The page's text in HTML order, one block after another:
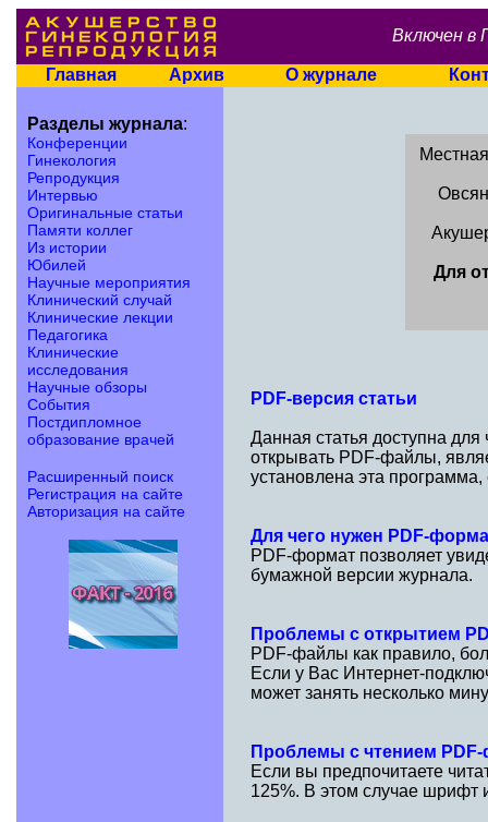
Включен в
Главная Архив О журнале
Разделы журнала:
Конференции
Гинекология
Репродукция
Интервью
Оригинальные статьи
Памяти коллег
Из истории
Юбилей
Научные мероприятия
Клинический случай
Клинические лекции
Педагогика
Клинические
исследования
Научные обзоры
События
Постдипломное
образование врачей
Расширенный поиск
Регистрация на сайте
Авторизация на сайте
Для
PDF-версия статьи
Данная статья доступна
открывать PDF-файлы,
установлена эта
Для чего нужен PDF-
PDF-формат позволяет
бумажной версии журнала.
Проблемы с открытием
PDF-файлы как правило,
Если у Вас Интернет-
может занять несколько
Проблемы с чтением
Если вы предпочитаете
125%. В этом случае шрифт